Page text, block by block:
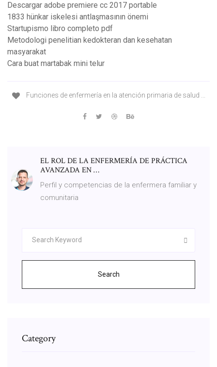
Descargar adobe premiere cc 2017 portable
1833 hünkar iskelesi antlaşmasının önemi
Startupismo libro completo pdf
Metodologi penelitian kedokteran dan kesehatan
masyarakat
Cara buat martabak mini telur
Funciones de enfermería en la atención primaria de salud ...
EL ROL DE LA ENFERMERÍA DE PRÁCTICA
AVANZADA EN …
Perfil y competencias de la enfermera familiar y
comunitaria
Search
Category